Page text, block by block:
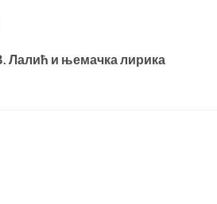
Лалић и њемачка лирика